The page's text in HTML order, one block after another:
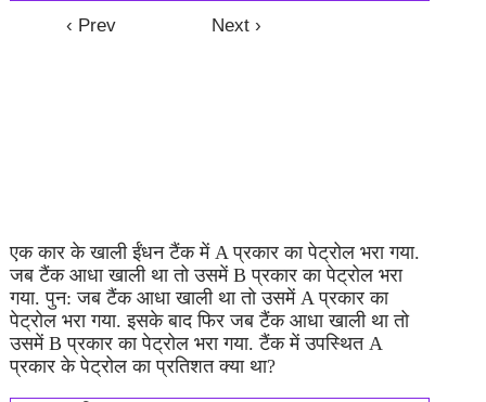
एक कार के खाली ईंधन टैंक में A प्रकार का पेट्रोल भरा गया.
जब टैंक आधा खाली था तो उसमें B प्रकार का पेट्रोल भरा
गया. पुन: जब टैंक आधा खाली था तो उसमें A प्रकार का
पेट्रोल भरा गया. इसके बाद फिर जब टैंक आधा खाली था तो
उसमें B प्रकार का पेट्रोल भरा गया. टैंक में उपस्थित A
प्रकार के पेट्रोल का प्रतिशत क्या था?